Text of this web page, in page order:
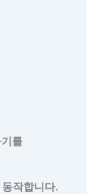
를
작합니다.